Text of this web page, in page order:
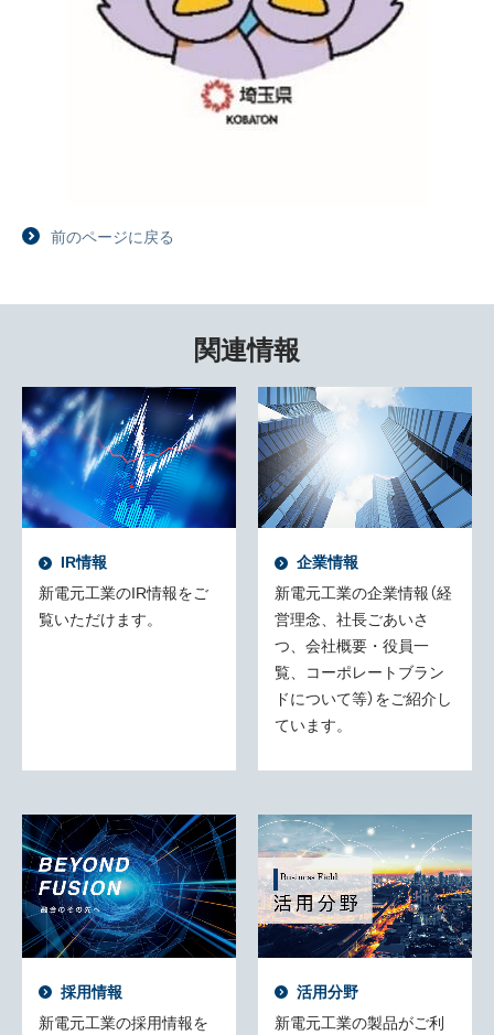
前のページに戻る
関連情報
IR情報
新電元工業のIR情報をご
覧いただけます。
企業情報
新電元工業の企業情報（経
営理念、社長ごあいさ
つ、会社概要・役員一
覧、コーポレートブラン
ドについて等）をご紹介し
ています。
採用情報
新電元工業の採用情報を
活用分野
新電元工業の製品がご利